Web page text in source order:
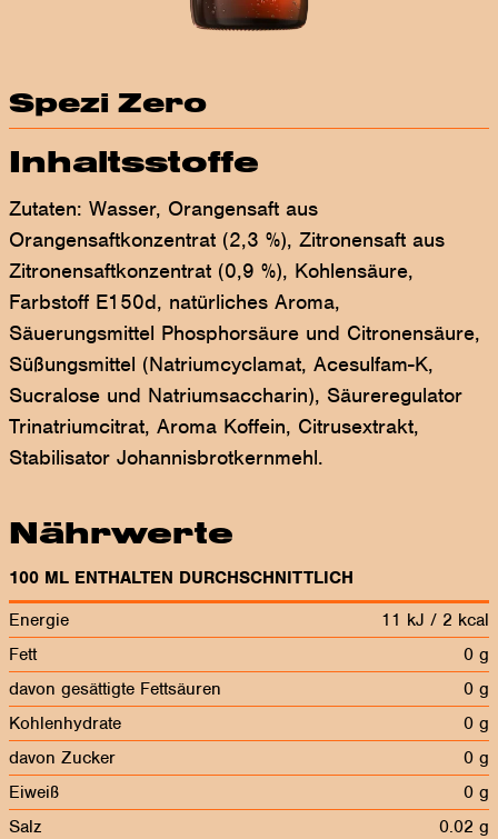
Spezi Zero
Inhaltsstoffe
Zutaten: Wasser, Orangensaft aus
Orangensaftkonzentrat (2,3 %), Zitronensaft aus
Zitronensaftkonzentrat (0,9 %), Kohlensäure,
Farbstoff E150d, natürliches Aroma,
Säuerungsmittel Phosphorsäure und Citronensäure,
Süßungsmittel (Natriumcyclamat, Acesulfam-K,
Sucralose und Natriumsaccharin), Säureregulator
Trinatriumcitrat, Aroma Koffein, Citrusextrakt,
Stabilisator Johannisbrotkernmehl.
Nährwerte
100 ML ENTHALTEN DURCHSCHNITTLICH
Energie
11 kJ / 2 kcal
Fett
0 g
davon gesättigte Fettsäuren
0 g
Kohlenhydrate
0 g
davon Zucker
0 g
Eiweiß
0 g
Salz
0.02 g